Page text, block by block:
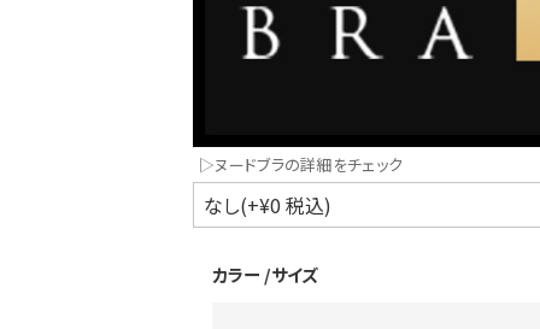
▷ヌードブラの詳細をチェック
カラー サイズ